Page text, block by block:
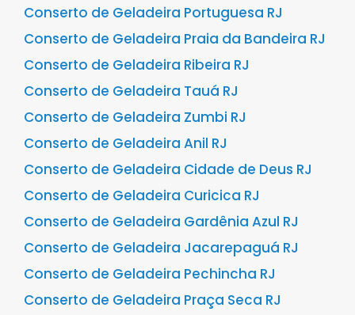
Conserto de Geladeira Portuguesa RJ
Conserto de Geladeira Praia da Bandeira RJ
Conserto de Geladeira Ribeira RJ
Conserto de Geladeira Tauá RJ
Conserto de Geladeira Zumbi RJ
Conserto de Geladeira Anil RJ
Conserto de Geladeira Cidade de Deus RJ
Conserto de Geladeira Curicica RJ
Conserto de Geladeira Gardênia Azul RJ
Conserto de Geladeira Jacarepaguá RJ
Conserto de Geladeira Pechincha RJ
Conserto de Geladeira Praça Seca RJ